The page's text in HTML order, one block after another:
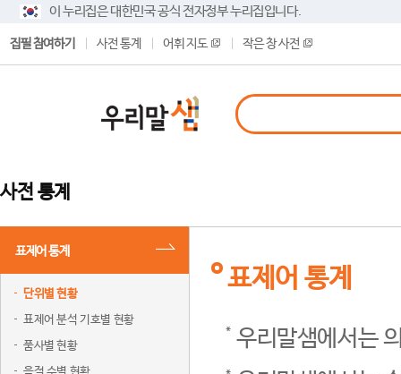
이 누리집은 대한민국 공식 전자정부 누리집입니다.
집필 참여하기 사전 통계 어휘 지도 작은 창 사전
사전 통계
표제어 통계
단위별 현황
표제어 분석 기호별 현황
품사별 현황
표제어 통계
우리말샘에서는